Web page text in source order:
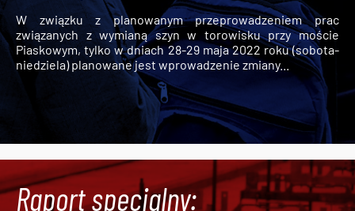
W związku z planowanym przeprowadzeniem prac
związanych z wymianą szyn w torowisku przy moście
Piaskowym, tylko w dniach 28-29 maja 2022 roku (sobota-
niedziela) planowane jest wprowadzenie zmiany...
Raport specjalny: